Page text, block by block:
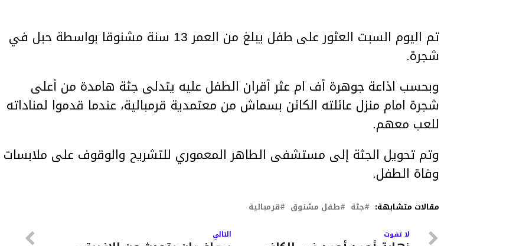
تم اليوم السبت العثور على طفل يبلغ من العمر 13 سنة مشنوقا بواسطة حبل في
شجرة.
وبحسب اذاعة جوهرة أف ام عثر أقران الطفل عليه يتدلى جثة هامدة من أعلى
شجرة امام منزل عائلته الكائن بسماش من معتمدية قرمبالية، عندما قدموا لمناداته
للعب معهم.
وتم تحويل الجثة إلى مستشفى الطاهر المعموري للتشريح والوقوف على ملابسات
وفاة الطفل.
مقالات متشابهة: جثة طفل مشنوق قرمبالية
التالي لا تفوت